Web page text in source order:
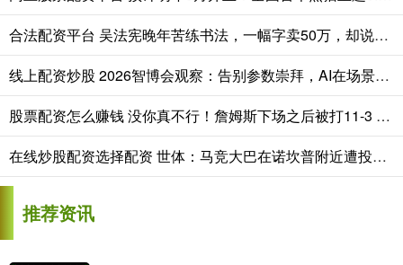
合法配资平台 吴法宪晚年苦练书法，一幅字卖50万，却说自己是臭名远扬
线上配资炒股 2026智博会观察：告别参数崇拜，AI在场景里“掘金”
股票配资怎么赚钱 没你真不行！詹姆斯下场之后被打11-3 回来之后带队7-0结束首节
在线炒股配资选择配资 世体：马竞大巴在诺坎普附近遭投掷物袭击，巴萨将面临欧足联罚款
推荐资讯